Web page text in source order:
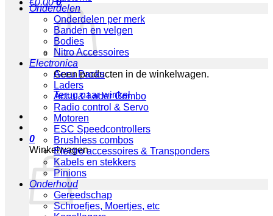
€0.00 0
Geen producten in de winkelwagen.
Terug naar winkel
0
Winkelwagen
Onderdelen
Onderdelen per merk
Banden en velgen
Bodies
Nitro Accessoires
Electronica
Accu Packs
Laders
Accu & Lader Combo
Radio control & Servo
Motoren
ESC Speedcontrollers
Brushless combos
Electro accessoires & Transponders
Kabels en stekkers
Pinions
Onderhoud
Gereedschap
Schroefjes, Moertjes, etc